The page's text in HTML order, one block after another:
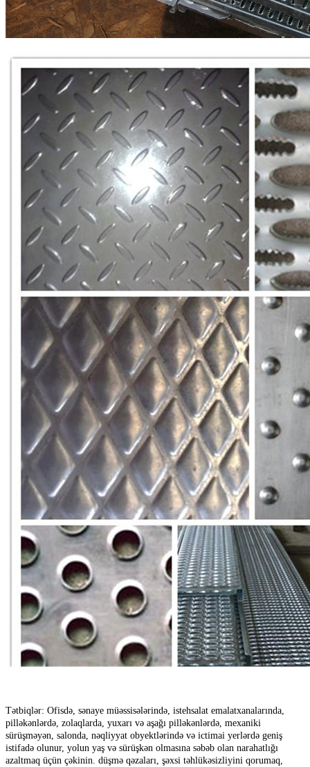
Tətbiqlər: Ofisdə, sənaye müəssisələrində, istehsalat emalatxanalarında,
pilləkənlərdə, zolaqlarda, yuxarı və aşağı pilləkənlərdə, mexaniki
sürüşməyən, salonda, nəqliyyat obyektlərində və ictimai yerlərdə geniş
istifadə olunur, yolun yaş və sürüşkən olmasına səbəb olan narahatlığı
azaltmaq üçün çəkinin. düşmə qəzaları, şəxsi təhlükəsizliyini qorumaq,